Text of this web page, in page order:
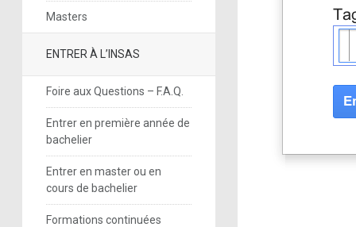
Masters
ENTRER À L’INSAS
Foire aux Questions – F.A.Q.
Entrer en première année de
bachelier
Entrer en master ou en
cours de bachelier
Formations continuées